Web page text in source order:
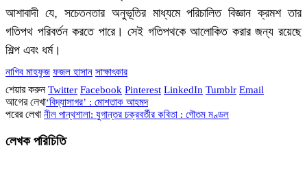
আশাবাদী যে, সচেতনতার অনুভূতির মাধ্যমে পরিচালিত বিজ্ঞান ক্রমশ তার
গতিপথ পরিবর্তন করতে পারে। সেই গতিপথকে আলোকিত করার জন্য রয়েছে
শিল্প এবং ধর্ম।
নাগিব মাহফুজ ফজল হাসান সাক্ষাৎকার
শেয়ার করুন Twitter Facebook Pinterest LinkedIn Tumblr Email
আগের লেখা‘বিদ্যাসাগর’ : মোশতাক আহমদ
পরের লেখা নীল পান্থশালা: যুগান্তর চক্রবর্তীর কবিতা : গৌতম মণ্ডল
লেখক পরিচিতি